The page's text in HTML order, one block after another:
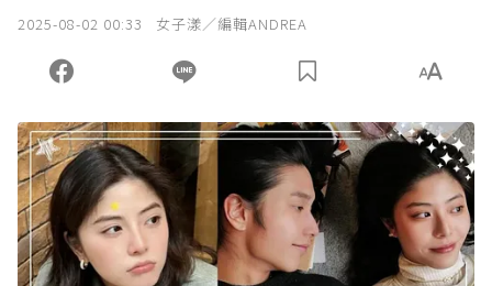
2025-08-02 00:33 女子漾／編輯ANDREA